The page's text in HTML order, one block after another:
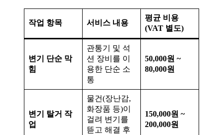
작업 항목 서비스 내용
평균 비용
(VAT 별도)
변기 단순 막
힘
관통기 및 석
션 장비를 이
용한 단순 소
통
50,000원 ~
80,000원
변기 탈거 작
업
물건(장난감,
화장품 등)이
걸려 변기를
뜯고 해결 후
150,000원 ~
200,000원